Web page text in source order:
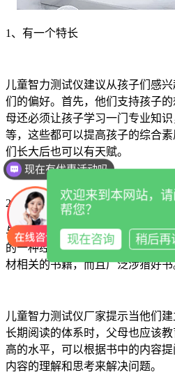
1、有一个特长
儿童智力测试仪建议从孩子们感
们的偏好。首先，他们支持孩子
母还必须让孩子学习一门专业知
等，这些都可以提高孩子的综合
们长大后也可以有天赋。
2、让孩子多读好书
与培训课程的高收费相比，让孩
的一种经济高效的方式。当然，
材相关的书籍，而且广泛涉猎好书
儿童智力测试仪厂家提示当他们
长期阅读的体系时，父母也应该
高的水平，可以根据书中的内容
内容的理解和思考来解决问题。
现在有优惠活动吗
欢迎来到本网站，
帮您？
现在咨询 稍后再